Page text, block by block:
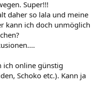
Super!!!
daher so lala und meine
kann ich doch unmöglich
ich online günstig
Schoko etc.). Kann ja